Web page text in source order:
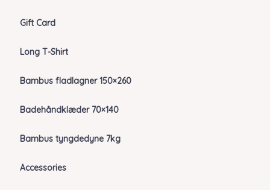
Gift Card
Long T-Shirt
Bambus fladlagner 150×260
Badehåndklæder 70×140
Bambus tyngdedyne 7kg
Accessories